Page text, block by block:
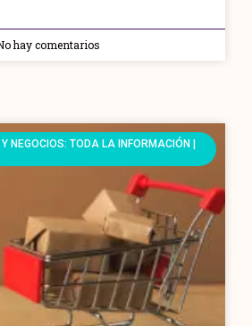
hay comentarios
NEGOCIOS: TODA LA INFORMACIÓN |